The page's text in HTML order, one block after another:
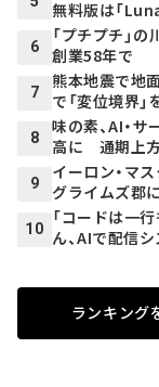
無料版は「
6
「プチプチ」
創業58年で
7
熊本地震で地
で「変位境界
8
味の素、AI・
高に 通期上
9
イーロン・マ
グライムズ郡
10
「コードは一
ん、AIで配信
ランキング